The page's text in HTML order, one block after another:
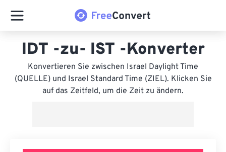
IDT -zu- IST -Konverter
Konvertieren Sie zwischen Israel Daylight Time
(QUELLE) und Israel Standard Time (ZIEL). Klicken Sie
auf das Zeitfeld, um die Zeit zu ändern.